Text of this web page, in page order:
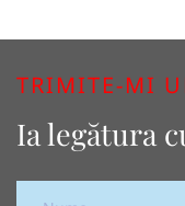
TRIMITE-MI
Ia legătura